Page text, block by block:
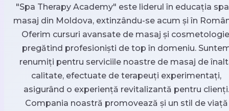
"Spa Therapy Academy" este liderul în educația
masaj din Moldova, extinzându-se acum și în
Oferim cursuri avansate de masaj și
pregătind profesioniști de top în domeniu.
renumiți pentru serviciile noastre de masaj de
calitate, efectuate de terapeuți experimentați,
asigurând o experiență revitalizantă pentru clienți.
Compania noastră promovează și un stil de viață